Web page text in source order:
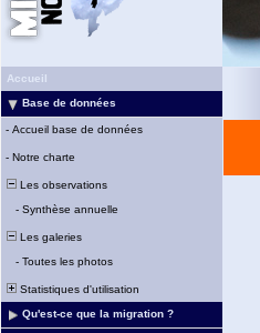
Accueil
Base de données
- Accueil base de données
- Notre charte
Les observations
- Synthèse annuelle
Les galeries
- Toutes les photos
Statistiques d'utilisation
Qu'est-ce que la migration ?